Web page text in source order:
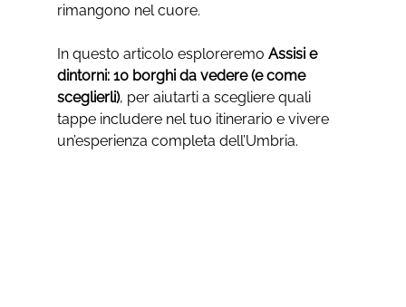
rimangono nel cuore.
In questo articolo esploreremo Assisi e
dintorni: 10 borghi da vedere (e come
sceglierli), per aiutarti a scegliere quali
tappe includere nel tuo itinerario e vivere
un’esperienza completa dell’Umbria.